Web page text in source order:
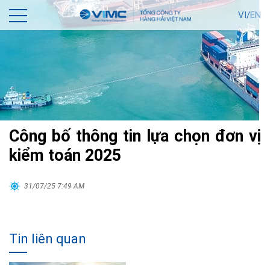
VI/EN
Công bố thông tin lựa chọn đơn vị
kiểm toán 2025
31/07/25 7:49 AM
Tin liên quan